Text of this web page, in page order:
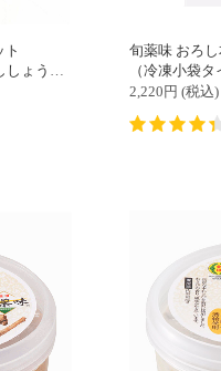
山わさび）冷凍
旬薬味 おろ
（冷凍小袋タ
2,220 円(税込)